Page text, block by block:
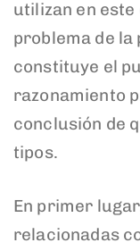
utilizan en este
problema de
constituye el
razonamiento
conclusión de
tipos.
En primer
relacionadas